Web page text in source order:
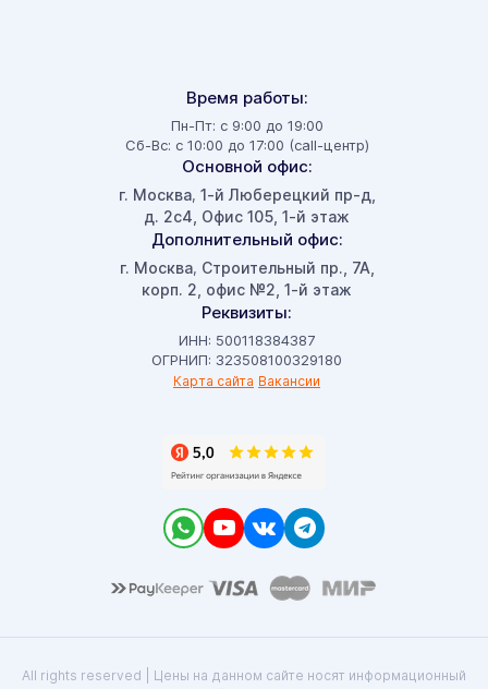
Время работы:
Пн-Пт: с 9:00 до 19:00
Сб-Вс: с 10:00 до 17:00 (call-центр)
Основной офис:
г. Москва, 1-й Люберецкий пр-д,
д. 2с4, Офис 105, 1-й этаж
Дополнительный офис:
г. Москва, Строительный пр., 7А,
корп. 2, офис №2, 1-й этаж
Реквизиты:
ИНН: 500118384387
ОГРНИП: 323508100329180
Карта сайта Вакансии
All rights reserved | Цены на данном сайте носят информационный